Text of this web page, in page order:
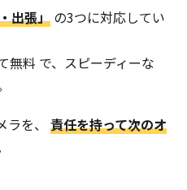
出張」 の3つに対応してい
無料 で、スピーディーな
を、 責任を持って次のオ